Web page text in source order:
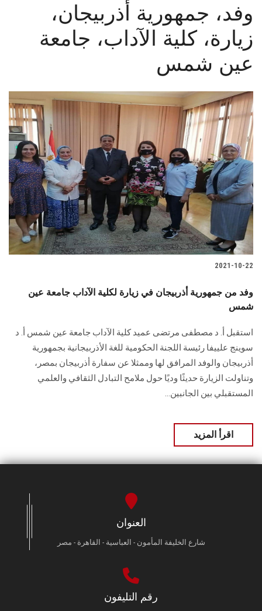
المراكز والوحدات
الأنظمة الذكية
تواصل معنا
الطلاب
هيئة التدريس
الدراسات العليا
الخريجين
سجل الان
وفد، جمهورية أذربيجان،
زيارة، كلية الآداب، جامعة
عين شمس
2021-10-22
وفد من جمهورية أذربيجان في زيارة لكلية الآداب جامعة عين
شمس
استقبل أ. د مصطفى مرتضى عميد كلية الآداب جامعة عين شمس أ. د
سوينج علييفا رئيسة اللجنة الحكومية للغة الأذربيجانية بجمهورية
أذربيجان والوفد المرافق لها وممثلا عن سفارة أذربيجان بمصر،
وتناولت الزيارة حديثًا وديًا حول ملامح التبادل الثقافي والعلمي
المستقبلي بين الجانبين...
اقرأ المزيد
العنوان
شارع الخليفة المأمون - العباسية - القاهرة - مصر
رقم التليفون